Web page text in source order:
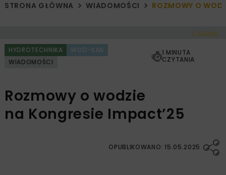
STRONA GŁÓWNA WIADOMOŚCI ROZMOWY O
< Cofnij
HYDROTECHNIKA
WOD-KAN
WIADOMOŚCI
1 MINUTA
CZYTANIA
Rozmowy o wodzie
na Kongresie Impact’25
OPUBLIKOWANO: 15.05.2025